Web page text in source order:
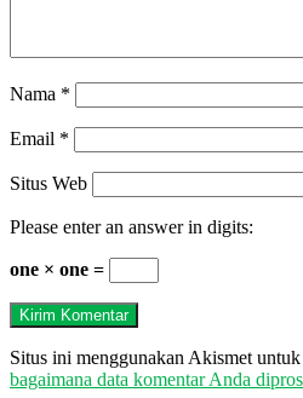
Nama *
Email *
Situs Web
Please enter an answer in digits:
one × one =
Situs ini menggunakan Akismet
bagaimana data komentar Anda